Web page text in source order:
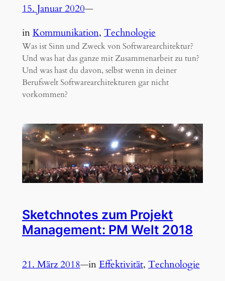
15. Januar 2020—
inKommunikation, Technologie
Was ist Sinn und Zweck von Softwarearchitektur?
Und was hat das ganze mit Zusammenarbeit zu tun?
Und was hast du davon, selbst wenn in deiner
Berufswelt Softwarearchitekturen gar nicht
vorkommen?
Sketchnotes zum Projekt
Management: PM Welt 2018
21. März 2018—inEffektivität, Technologie